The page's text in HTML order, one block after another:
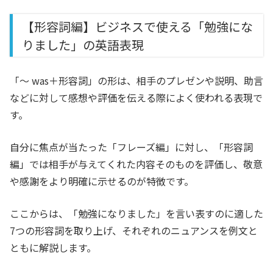
【形容詞編】ビジネスで使える「勉強にな
りました」の英語表現
「～ was＋形容詞」の形は、相手のプレゼンや説明、助言
などに対して感想や評価を伝える際によく使われる表現で
す。
自分に焦点が当たった「フレーズ編」に対し、「形容詞
編」では相手が与えてくれた内容そのものを評価し、敬意
や感謝をより明確に示せるのが特徴です。
ここからは、「勉強になりました」を言い表すのに適した
7つの形容詞を取り上げ、それぞれのニュアンスを例文と
ともに解説します。